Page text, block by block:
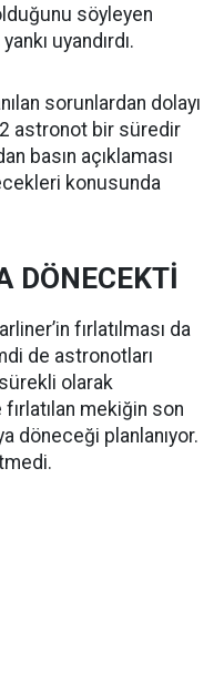
söyleyen
uyandırdı.
sorunlardan dolayı
astronot bir süredir
basın açıklaması
konusunda
DÖNECEKTİ
fırlatılması da
de astronotları
olarak
mekiğin son
döneceği planlanıyor.